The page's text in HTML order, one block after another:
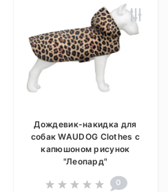
Дождевик-накидка для
собак WAUDOG Clothes с
капюшоном рисунок
"Леопард"
0